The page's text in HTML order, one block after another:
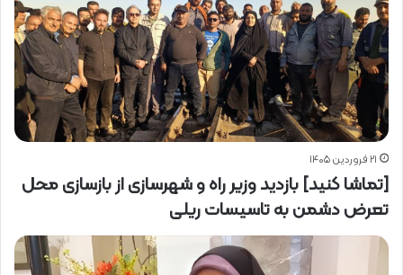
۲۱ فروردین ۱۴۰۵
[تماشا کنید] بازدید وزیر راه و شهرسازی از بازسازی محل
تعرض دشمن به تاسیسات ریلی